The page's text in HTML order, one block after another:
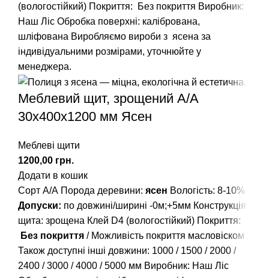
(вологостійкий) Покриття: Без покриття Виробник:
Наш Ліс Обробка поверхні: калібрована,
шліфована Виробляємо вироби з ясена за
індивідуальними розмірами, уточнюйте у
менеджера.
Меблевий щит, зрощений A/А
30х400х1200 мм Ясен
Меблеві щити
грн.
Додати в кошик
Сорт А/А Порода деревини: ясен Вологість: 8-10%
Допуски: по довжині/ширині -0м;+5мм Конструкція
щита: зрощена Клей D4 (вологостійкий) Покриття:
Без покриття / Можливість покриття масловіском
Також доступні інші довжини: 1000 / 1500 / 2000 /
2400 /3000 /4000 /5000 мм Виробник: Наш Ліс